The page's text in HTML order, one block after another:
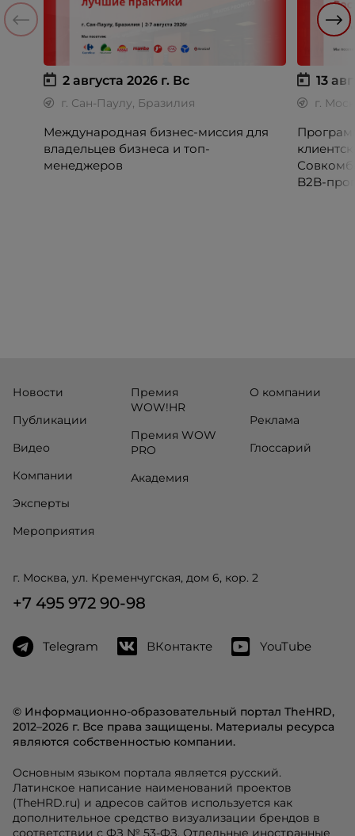
2 августа 2026 г. Вс
г. Сан-Паулу, Бразилия
Международная бизнес-миссия для
владельцев бизнеса и топ-
менеджеров
13
г.
B2B-
© Информационно-образовательный портал TheHRD,
2012–2026 г. Все права защищены. Материалы ресурса
являются собственностью компании.
Основным языком портала является русский.
Латинское написание наименований проектов
(TheHRD.ru) и адресов сайтов используется как
дополнительное средство визуализации брендов в
соответствии с ФЗ № 53-ФЗ. Отдельные иностранные
Новости
Публикации
Видео
Компании
Эксперты
Мероприятия
Премия
WOW!HR
Премия WOW
PRO
Академия
О компании
Реклама
Глоссарий
г. Москва, ул. Кременчугская, дом 6, кор. 2
+7 495 972 90-98
Telegram ВКонтакте YouTube